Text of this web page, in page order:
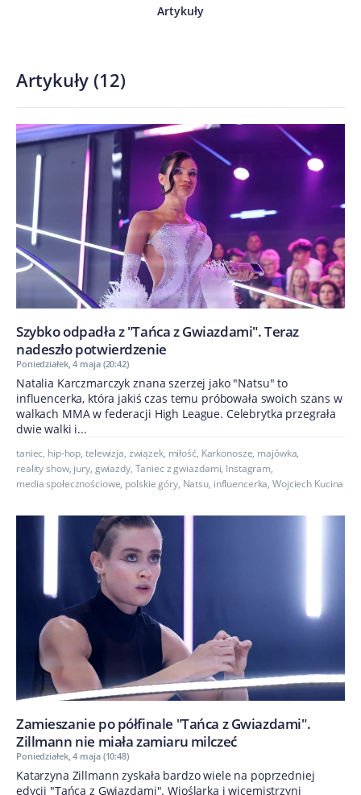
Artykuły
Artykuły (12)
Szybko odpadła z "Tańca z Gwiazdami". Teraz
nadeszło potwierdzenie
Poniedziałek, 4 maja (20:42)
Natalia Karczmarczyk znana szerzej jako "Natsu" to
influencerka, która jakiś czas temu próbowała swoich szans w
walkach MMA w federacji High League. Celebrytka przegrała
dwie walki i...
taniec, hip-hop, telewizja, związek, miłość, Karkonosze, majówka,
reality show, jury, gwiazdy, Taniec z gwiazdami, Instagram,
media społecznościowe, polskie góry, Natsu, influencerka,Wojciech Kucina
Zamieszanie po półfinale "Tańca z Gwiazdami".
Zillmann nie miała zamiaru milczeć
Poniedziałek, 4 maja (10:48)
Katarzyna Zillmann zyskała bardzo wiele na poprzedniej
edycji "Tańca z Gwiazdami". Wioślarka i wicemistrzyni